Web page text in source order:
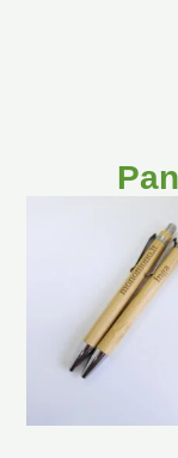
€1.80
€4.20
variants.
options